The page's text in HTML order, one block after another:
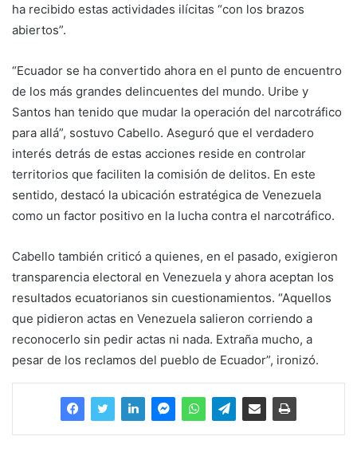
ha recibido estas actividades ilícitas “con los brazos
abiertos”.
“Ecuador se ha convertido ahora en el punto de encuentro
de los más grandes delincuentes del mundo. Uribe y
Santos han tenido que mudar la operación del narcotráfico
para allá”, sostuvo Cabello. Aseguró que el verdadero
interés detrás de estas acciones reside en controlar
territorios que faciliten la comisión de delitos. En este
sentido, destacó la ubicación estratégica de Venezuela
como un factor positivo en la lucha contra el narcotráfico.
Cabello también criticó a quienes, en el pasado, exigieron
transparencia electoral en Venezuela y ahora aceptan los
resultados ecuatorianos sin cuestionamientos. “Aquellos
que pidieron actas en Venezuela salieron corriendo a
reconocerlo sin pedir actas ni nada. Extraña mucho, a
pesar de los reclamos del pueblo de Ecuador”, ironizó.